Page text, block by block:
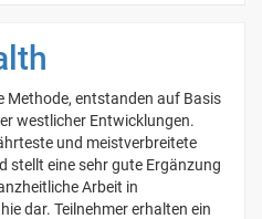
Methode, entstanden auf Basis
westlicher Entwicklungen.
und meistverbreitete
stellt eine sehr gute Ergänzung
Arbeit in
dar. Teilnehmer erhalten ein